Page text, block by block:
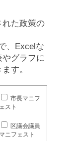
れた政策の
、Excelな
グラフに
す。
市長マニフ
ェスト
区議会議員
マニフェスト